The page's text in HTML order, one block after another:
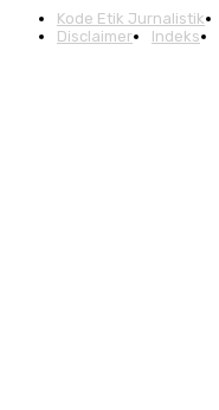
Kode Etik Jurnalistik
Disclaimer
Indeks